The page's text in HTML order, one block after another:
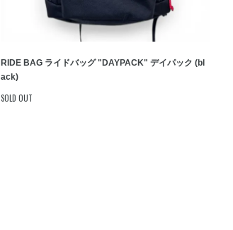
RIDE BAG ライドバッグ "DAYPACK" デイパック (bl
ack)
SOLD OUT